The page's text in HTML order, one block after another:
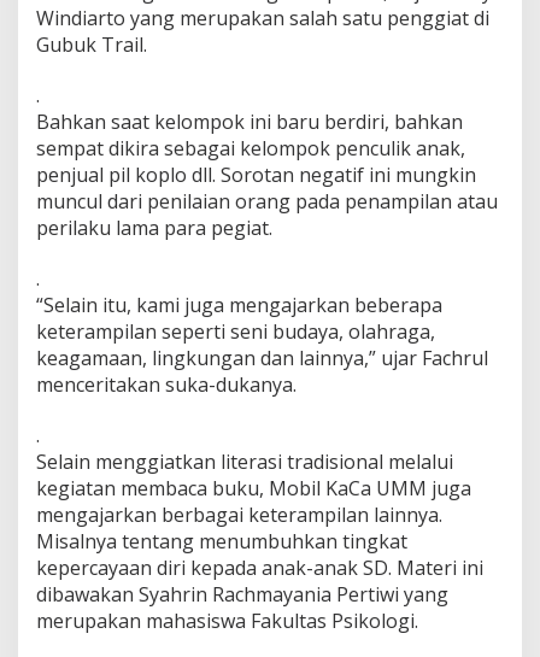
Windiarto yang merupakan salah satu penggiat di
Gubuk Trail.
.
Bahkan saat kelompok ini baru berdiri, bahkan
sempat dikira sebagai kelompok penculik anak,
penjual pil koplo dll. Sorotan negatif ini mungkin
muncul dari penilaian orang pada penampilan atau
perilaku lama para pegiat.
.
“Selain itu, kami juga mengajarkan beberapa
keterampilan seperti seni budaya, olahraga,
keagamaan, lingkungan dan lainnya,” ujar Fachrul
menceritakan suka-dukanya.
.
Selain menggiatkan literasi tradisional melalui
kegiatan membaca buku, Mobil KaCa UMM juga
mengajarkan berbagai keterampilan lainnya.
Misalnya tentang menumbuhkan tingkat
kepercayaan diri kepada anak-anak SD. Materi ini
dibawakan Syahrin Rachmayania Pertiwi yang
merupakan mahasiswa Fakultas Psikologi.